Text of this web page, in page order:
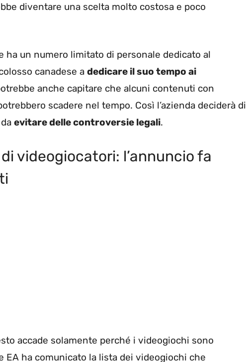
diventare una scelta molto costosa e poco
ha un numero limitato di personale dedicato al
canadese a dedicare il suo tempo ai
anche capitare che alcuni contenuti con
scadere nel tempo. Così l’azienda deciderà di
evitare delle controversie legali.
videogiocatori: l’annuncio fa
accade solamente perché i videogiochi sono
ha comunicato la lista dei videogiochi che